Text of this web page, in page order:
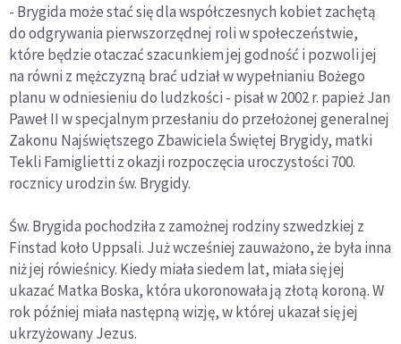
- Brygida może stać się dla współczesnych kobiet zachętą
do odgrywania pierwszorzędnej roli w społeczeństwie,
które będzie otaczać szacunkiem jej godność i pozwoli jej
na równi z mężczyzną brać udział w wypełnianiu Bożego
planu w odniesieniu do ludzkości - pisał w 2002 r. papież Jan
Paweł II w specjalnym przesłaniu do przełożonej generalnej
Zakonu Najświętszego Zbawiciela Świętej Brygidy, matki
Tekli Famiglietti z okazji rozpoczęcia uroczystości 700.
rocznicy urodzin św. Brygidy.
Św. Brygida pochodziła z zamożnej rodziny szwedzkiej z
Finstad koło Uppsali. Już wcześniej zauważono, że była inna
niż jej rówieśnicy. Kiedy miała siedem lat, miała się jej
ukazać Matka Boska, która ukoronowała ją złotą koroną. W
rok później miała następną wizję, w której ukazał się jej
ukrzyżowany Jezus.